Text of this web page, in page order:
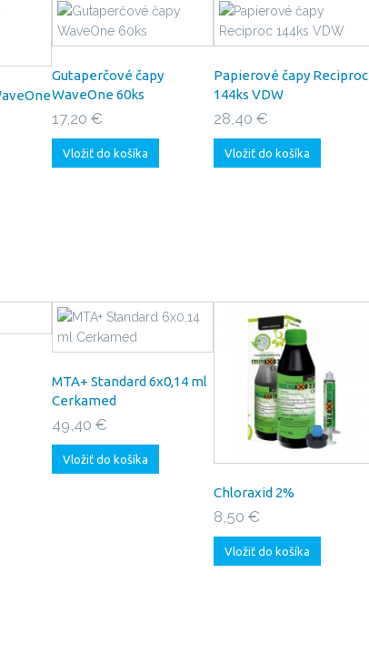
Gutaperčové čapy
WaveOne 60ks
17,20 €
Vložiť do košíka
Papierové čapy Reciproc
144ks VDW
28,40 €
Vložiť do košíka
MTA+ Standard 6x0,14 ml
Cerkamed
49,40 €
Vložiť do košíka
Chloraxid 2%
8,50 €
Vložiť do košíka